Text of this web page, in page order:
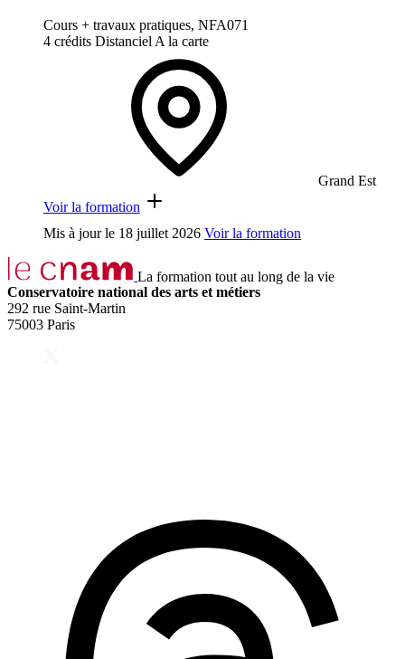
Cours + travaux pratiques, NFA071
4 crédits Distanciel A la carte
Grand Est
Voir la formation
Mis à jour le 18 juillet 2026 Voir la formation
La formation tout au long de la vie
Conservatoire national des arts et métiers
292 rue Saint-Martin
75003 Paris